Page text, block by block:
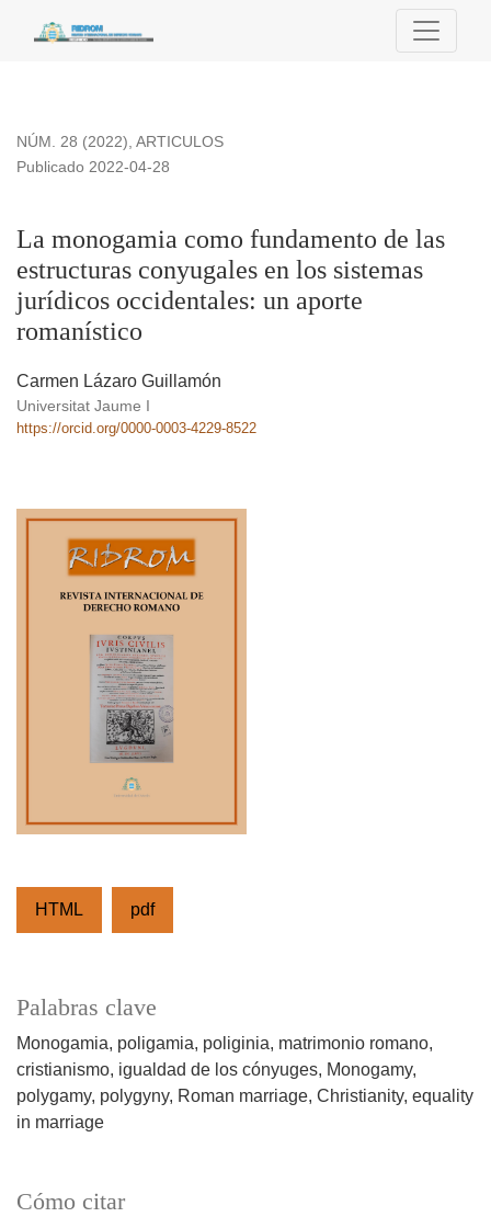
La monogamia como fundamento de las estructuras
NÚM. 28 (2022), ARTICULOS
La monogamia como fundamento de las
estructuras conyugales en los sistemas
jurídicos occidentales: un aporte
romanístico
Publicado 2022-04-28
Carmen Lázaro Guillamón
Universitat Jaume I
https://orcid.org/0000-0003-4229-8522
HTML pdf
Palabras clave
Monogamia, poligamia, poliginia, matrimonio romano,
cristianismo, igualdad de los cónyuges Monogamy,
polygamy, polygyny, Roman marriage, Christianity, equality
in marriage
Cómo citar